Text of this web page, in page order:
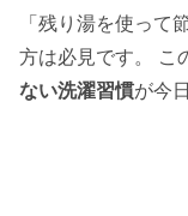
「残り湯を使って
方は必見です。 こ
ない洗濯習慣が今